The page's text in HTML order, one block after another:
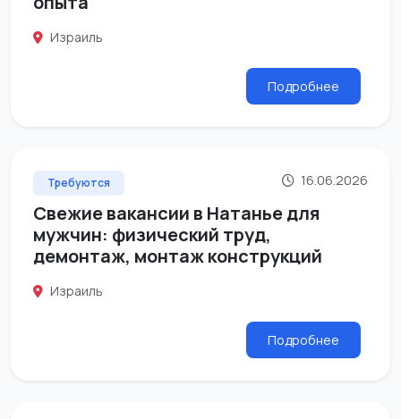
Израиль
Подробнее
Требуются 16.06.2026
Свежие вакансии в Натанье для
мужчин: физический труд,
демонтаж, монтаж конструкций
Израиль
Подробнее